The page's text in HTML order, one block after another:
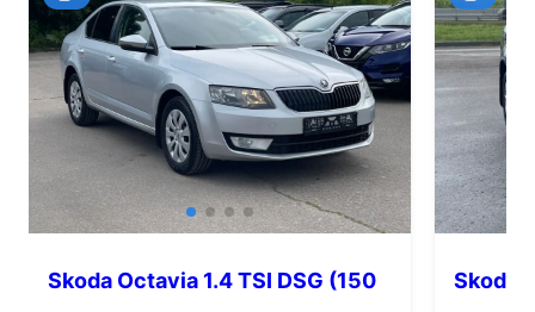
Skoda Octavia 1.4 TSI DSG (150
Skoda